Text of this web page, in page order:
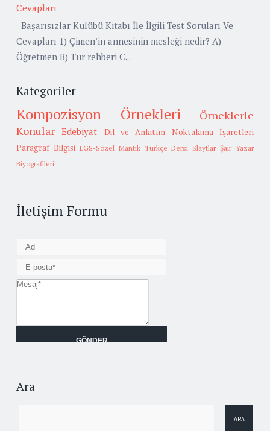
Cevapları
Başarısızlar Kulübü Kitabı İle İlgili Test Soruları Ve
Cevapları 1) Çimen’in annesinin mesleği nedir? A)
Öğretmen B) Tur rehberi C...
Kategoriler
Kompozisyon Örnekleri
Örneklerle
Konular Edebiyat Dil ve Anlatım
Noktalama İşaretleri
Paragraf Bilgisi LGS-Sözel Mantık Türkçe Dersi Slaytlar Şair Yazar
Biyografileri
İletişim Formu
Ara